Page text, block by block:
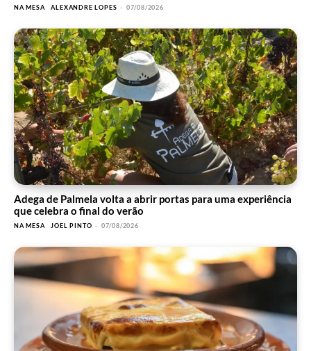
NA MESA ALEXANDRE LOPES - 07/08/2026
Adega de Palmela volta a abrir portas para uma experiência
que celebra o final do verão
NA MESA JOEL PINTO - 07/08/2026